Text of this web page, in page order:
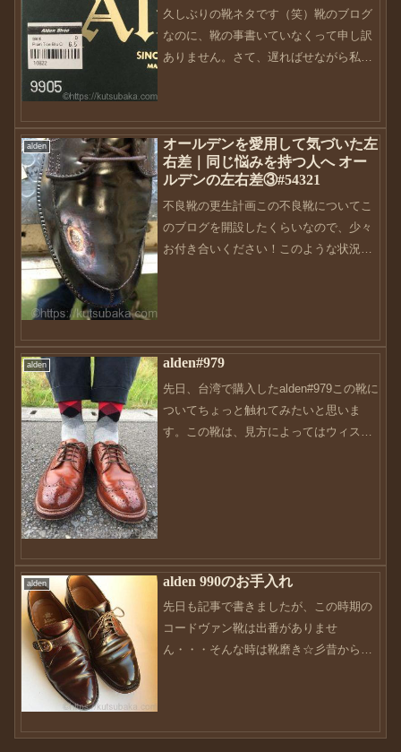
久しぶりの靴ネタです（笑）靴のブログ
なのに、靴の事書いていなくって申し訳
ありません。さて、遅ればせながら私の
オーダーしたもの。それが今更？って感
じなのですが、...
alden
オールデンを愛用して気づいた左
右差｜同じ悩みを持つ人へ オー
ルデンの左右差③#54321
不良靴の更生計画この不良靴についてこ
のブログを開設したくらいなので、少々
お付き合いください！このような状況の
alden alden#979
先日、台湾で購入したalden#979この靴に
ついてちょっと触れてみたいと思いま
す。この靴は、見方によってはウィスキ
alden alden 990のお手入れ
先日も記事で書きましたが、この時期の
コードヴァン靴は出番がありませ
ん・・・そんな時は靴磨き☆彡昔から、
が、磨くたびに応えてくれるモノっ...